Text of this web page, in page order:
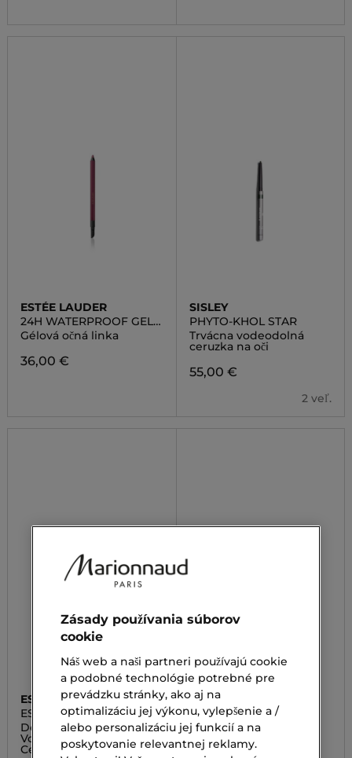
ESTÉE LAUDER
24H WATERPROOF GEL
EYE PENCIL
Gélová očná linka
36,00 €
SISLEY
PHYTO-KHOL STAR
Trvácna vodeodolná
ceruzka na oči
55,00 €
2 veľ.
ESTÉE LAUDER
ESTEE LAUDER MAKE UP
Double Wear Infinite
Vodeodolná Eyeliner -
Ceruzka Na Oči
SHISEIDO
MICROLINER INK
Ceruzka na oči
30,00 €
Zásady používania súborov
cookie
Náš web a naši partneri používajú cookie
a podobné technológie potrebné pre
prevádzku stránky, ako aj na
optimalizáciu jej výkonu, vylepšenie a /
alebo personalizáciu jej funkcií a na
poskytovanie relevantnej reklamy.